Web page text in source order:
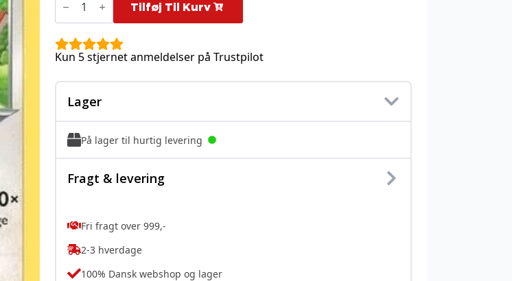
antal
Tilføj Til Kurv
Kun 5 stjernet anmeldelser på Trustpilot
Lager
På lager til hurtig levering
Fragt & levering
Fri fragt over 999,-
2-3 hverdage
100% Dansk webshop og lager